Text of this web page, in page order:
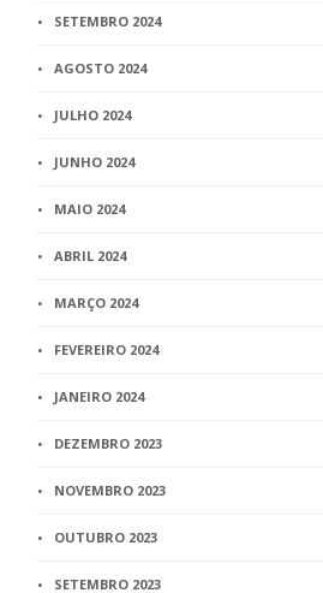
SETEMBRO 2024
AGOSTO 2024
JULHO 2024
JUNHO 2024
MAIO 2024
ABRIL 2024
MARÇO 2024
FEVEREIRO 2024
JANEIRO 2024
DEZEMBRO 2023
NOVEMBRO 2023
OUTUBRO 2023
SETEMBRO 2023